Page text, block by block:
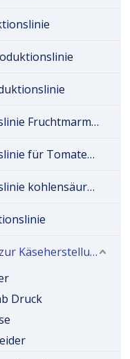
Produktionslinie Fruchtmarmelade
Produktionslinie für Tomatenmark
Produktionslinie kohlensäurehaltiger Getränke
Maschinen zur Käseherstellung
Druck